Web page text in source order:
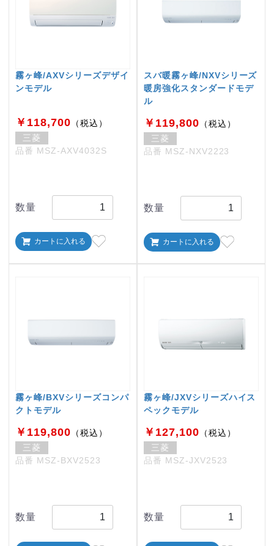
霧ヶ峰/AXVシリーズデザイ
ンモデル
￥118,700 （税込）
三菱
品番 MSZ-AXV4032S
数量
カートに入れる
スバ暖霧ヶ峰/NXVシリーズ
暖房強化スタンダードモデ
ル
￥119,800 （税込）
三菱
品番 MSZ-NXV2223
数量
カートに入れる
霧ヶ峰/BXVシリーズコンパ
クトモデル
￥119,800 （税込）
三菱
品番 MSZ-BXV2523
数量
霧ヶ峰/JXVシリーズハイス
ペックモデル
￥127,100 （税込）
三菱
品番 MSZ-JXV2523
数量